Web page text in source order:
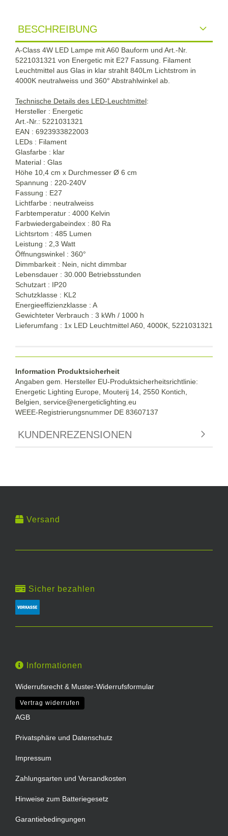
BESCHREIBUNG
A-Class 4W LED Lampe mit A60 Bauform und Art.-Nr.
5221031321 von Energetic mit E27 Fassung. Filament
Leuchtmittel aus Glas in klar strahlt 840Lm Lichtstrom in
4000K neutralweiss und 360° Abstrahlwinkel ab.
Technische Details des LED-Leuchtmittel:
Hersteller : Energetic
Art.-Nr.: 5221031321
EAN : 6923933822003
LEDs : Filament
Glasfarbe : klar
Material : Glas
Höhe 10,4 cm x Durchmesser Ø 6 cm
Spannung : 220-240V
Fassung : E27
Lichtfarbe : neutralweiss
Farbtemperatur : 4000 Kelvin
Farbwiedergabeindex : 80 Ra
Lichtsrtom : 485 Lumen
Leistung : 2,3 Watt
Öffnungswinkel : 360°
Dimmbarkeit : Nein, nicht dimmbar
Lebensdauer : 30.000 Betriebsstunden
Schutzart : IP20
Schutzklasse : KL2
Energieeffizienzklasse : A
Gewichteter Verbrauch : 3 kWh / 1000 h
Lieferumfang : 1x LED Leuchtmittel A60, 4000K, 5221031321
Information Produktsicherheit
Angaben gem. Hersteller EU-Produktsicherheitsrichtlinie:
Energetic Lighting Europe, Mouterij 14, 2550 Kontich,
Belgien, service@energeticlighting.eu
WEEE-Registrierungsnummer DE 83607137
KUNDENREZENSIONEN
Versand
Sicher bezahlen
Informationen
Widerrufsrecht & Muster-Widerrufsformular
Vertrag widerrufen
AGB
Privatsphäre und Datenschutz
Impressum
Zahlungsarten und Versandkosten
Hinweise zum Batteriegesetz
Garantiebedingungen